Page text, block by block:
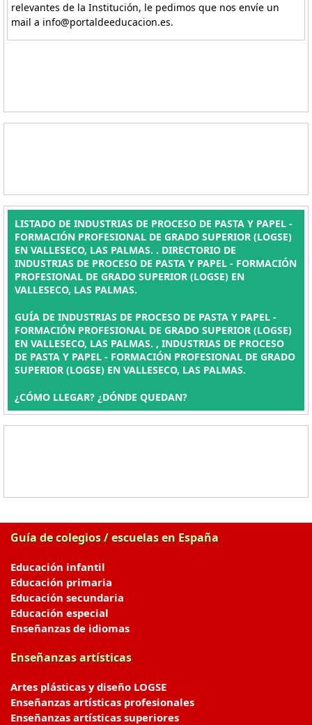
relevantes de la Institución, le pedimos que nos envíe un
mail a info@portaldeeducacion.es.
LISTADO DE INDUSTRIAS DE PROCESO DE PASTA Y PAPEL -
FORMACIÓN PROFESIONAL DE GRADO SUPERIOR (LOGSE)
EN VALLESECO, LAS PALMAS. . DIRECTORIO DE
INDUSTRIAS DE PROCESO DE PASTA Y PAPEL - FORMACIÓN
PROFESIONAL DE GRADO SUPERIOR (LOGSE) EN
VALLESECO, LAS PALMAS.
GUÍA DE INDUSTRIAS DE PROCESO DE PASTA Y PAPEL -
FORMACIÓN PROFESIONAL DE GRADO SUPERIOR (LOGSE)
EN VALLESECO, LAS PALMAS. , INDUSTRIAS DE PROCESO
DE PASTA Y PAPEL - FORMACIÓN PROFESIONAL DE GRADO
SUPERIOR (LOGSE) EN VALLESECO, LAS PALMAS.
¿CÓMO LLEGAR? ¿DÓNDE QUEDAN?
Guía de colegios / escuelas en España
Educación infantil
Educación primaria
Educación secundaria
Educación especial
Enseñanzas de idiomas
Enseñanzas artísticas
Artes plásticas y diseño LOGSE
Enseñanzas artísticas profesionales
Enseñanzas artísticas superiores